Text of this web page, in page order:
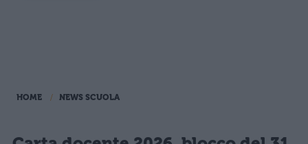
HOME NEWS SCUOLA